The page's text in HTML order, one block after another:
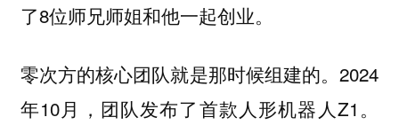
了8位师兄师姐和他一起创业。
零次方的核心团队就是那时候组建的。2024
年10月，团队发布了首款人形机器人Z1。